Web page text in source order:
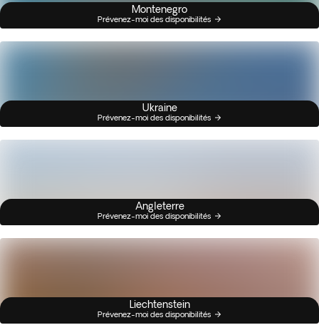
Montenegro
Prévenez-moi des disponibilités
Ukraine
Prévenez-moi des disponibilités
Angleterre
Prévenez-moi des disponibilités
Liechtenstein
Prévenez-moi des disponibilités